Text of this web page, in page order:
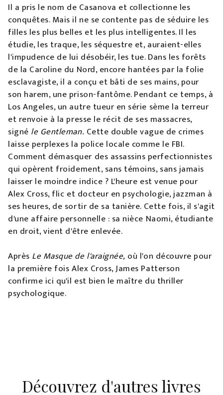
Il a pris le nom de Casanova et collectionne les
conquêtes. Mais il ne se contente pas de séduire les
filles les plus belles et les plus intelligentes. Il les
étudie, les traque, les séquestre et, auraient-elles
l'impudence de lui désobéir, les tue. Dans les forêts
de la Caroline du Nord, encore hantées par la folie
esclavagiste, il a conçu et bâti de ses mains, pour
son harem, une prison-fantôme. Pendant ce temps, à
Los Angeles, un autre tueur en série sème la terreur
et renvoie à la presse le récit de ses massacres,
signé le Gentleman. Cette double vague de crimes
laisse perplexes la police locale comme le FBI.
Comment démasquer des assassins perfectionnistes
qui opèrent froidement, sans témoins, sans jamais
laisser le moindre indice ? L'heure est venue pour
Alex Cross, flic et docteur en psychologie, jazzman à
ses heures, de sortir de sa tanière. Cette fois, il s'agit
d'une affaire personnelle : sa nièce Naomi, étudiante
en droit, vient d'être enlevée.
Après Le Masque de l'araignée, où l'on découvre pour
la première fois Alex Cross, James Patterson
confirme ici qu'il est bien le maître du thriller
psychologique.
Découvrez d'autres livres